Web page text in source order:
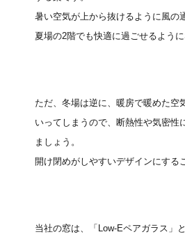
暑い空気が上から抜けるように風の
夏場の2階でも快適に過ごせるように
ただ、冬場は逆に、暖房で暖めた空
いってしまうので、断熱性や気密性
ましょう。
開け閉めがしやすいデザインにする
当社の窓は、「Low-Eペアガラス」